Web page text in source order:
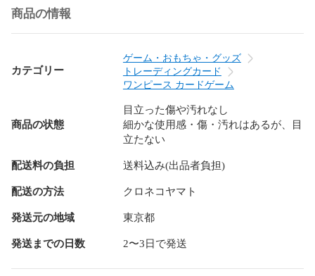
公式スリーブ
キャラスリーブ
キャラスリ
ONE PIECE
新時代の主役
ログポース
ロゴ
#ワンピカード
#ワンピカ
#ワンピースカード
商品の情報
カテゴリー
ゲーム・おもちゃ・グッズ
トレーディングカード
ワンピース カードゲーム
商品の状態
目立った傷や汚れなし
細かな使用感・傷・汚れはあるが、目
立たない
配送料の負担 送料込み(出品者負担)
配送の方法 クロネコヤマト
発送元の地域 東京都
発送までの日数 2〜3日で発送